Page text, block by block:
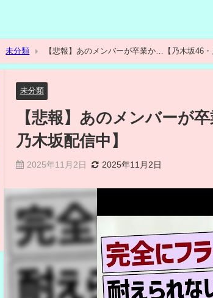
未分類 【悲報】あのメンバーが卒業か…【乃木坂46
未分類
【悲報】あのメンバーが
乃木坂配信中】
2025年11月2日 2025年11月2日